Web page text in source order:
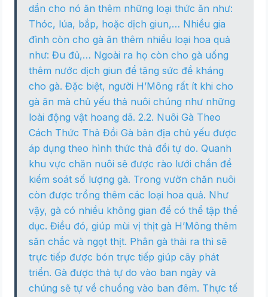
dần cho nó ăn thêm những loại thức ăn như:
Thóc, lúa, bắp, hoặc dịch giun,… Nhiều gia
đình còn cho gà ăn thêm nhiều loại hoa quả
như: Đu đủ,… Ngoài ra họ còn cho gà uống
thêm nước dịch giun để tăng sức đề kháng
cho gà. Đặc biệt, người H’Mông rất ít khi cho
gà ăn mà chủ yếu thả nuôi chúng như những
loài động vật hoang dã. 2.2. Nuôi Gà Theo
Cách Thức Thả Đồi Gà bản địa chủ yếu được
áp dụng theo hình thức thả đồi tự do. Quanh
khu vực chăn nuôi sẽ được rào lưới chắn để
kiểm soát số lượng gà. Trong vườn chăn nuôi
còn được trồng thêm các loại hoa quả. Như
vậy, gà có nhiều không gian để có thể tập thể
dục. Điều đó, giúp mùi vị thịt gà H’Mông thêm
săn chắc và ngọt thịt. Phân gà thải ra thì sẽ
trực tiếp được bón trực tiếp giúp cây phát
triển. Gà được thả tự do vào ban ngày và
chúng sẽ tự về chuồng vào ban đêm. Thực tế